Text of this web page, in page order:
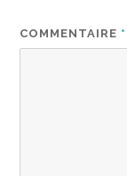
COMMENTAIRE *